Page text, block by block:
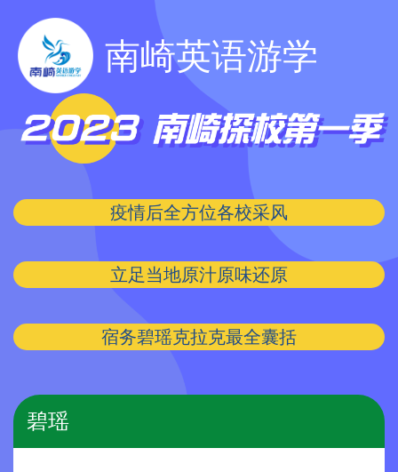
南崎英语游学
疫情后全方位各校采风
立足当地原汁原味还原
宿务碧瑶克拉克最全囊括
碧瑶